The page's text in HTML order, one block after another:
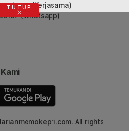
(Kerjasama)
(Whatsapp)
All rights
TUTUP